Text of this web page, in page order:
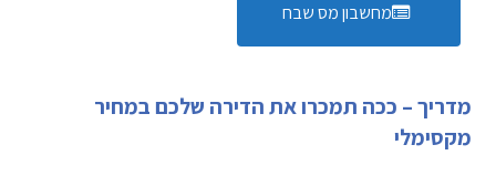
מחשבון מס שבח
מדריך – ככה תמכרו את הדירה שלכם במחיר
מקסימלי